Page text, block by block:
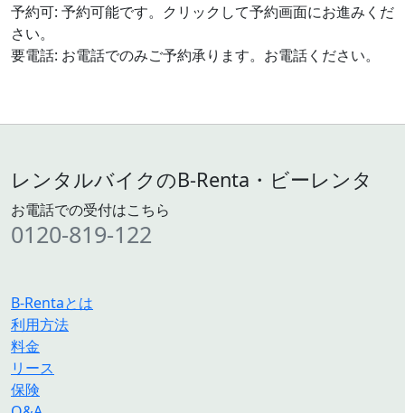
予約可: 予約可能です。クリックして予約画面にお進みくだ
さい。
要電話: お電話でのみご予約承ります。お電話ください。
レンタルバイクのB-Renta・ビーレンタ
お電話での受付はこちら
0120-819-122
B-Rentaとは
利用方法
料金
リース
保険